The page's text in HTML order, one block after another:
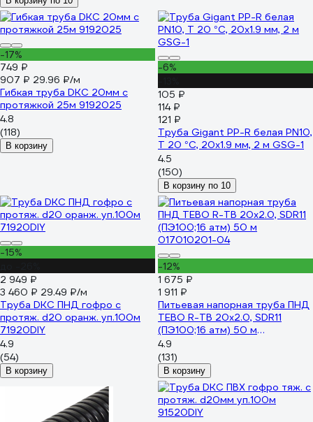
-17%
749 ₽
907 ₽ 29.96 ₽/м
Гибкая труба DKC 20мм с
протяжкой 25м 9192025
4.8
(118)
В корзину
-6%
105 ₽
114 ₽
121 ₽
Труба Gigant PP-R белая PN10,
Т 20 °С, 20x1.9 мм, 2 м GSG-1
4.5
(150)
В корзину по 10
-15%
2 949 ₽
3 460 ₽ 29.49 ₽/м
Труба DKC ПНД гофро c
протяж. d20 оранж. уп.100м
71920DIY
4.9
(54)
В корзину
-12%
1 675 ₽
1 911 ₽
Питьевая напорная труба ПНД
TEBO R-TB 20x2.0, SDR11
(ПЭ100;16 атм) 50 м
017010201-04
4.9
(131)
В корзину